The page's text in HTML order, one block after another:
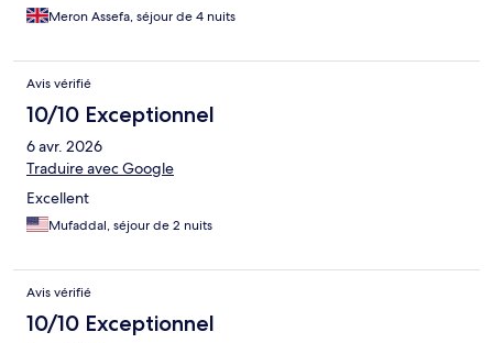
Meron Assefa, séjour de 4 nuits
Avis vérifié
10/10 Exceptionnel
6 avr. 2026
Traduire avec Google
Excellent
Mufaddal, séjour de 2 nuits
Avis vérifié
10/10 Exceptionnel